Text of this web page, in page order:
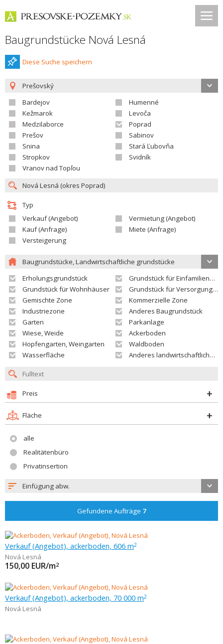
Baugrundstücke Nová Lesná
Diese Suche speichern
Prešovský
Bardejov
Humenné
Kežmarok
Levoča
Medzilaborce
Poprad
Prešov
Sabinov
Snina
Stará Ľubovňa
Stropkov
Svidník
Vranov nad Topľou
Typ
Verkauf (Angebot)
Vermietung (Angebot)
Kauf (Anfrage)
Miete (Anfrage)
Versteigerung
Baugrundstücke, Landwirtschaftliche grundstücke
Erholungsgrundstück
Grundstück für Einfamilienhäuser
Grundstück für Wohnhäuser
Grundstück für Versorgungseinrichtungen
Gemischte Zone
Kommerzielle Zone
Industriezone
Anderes Baugrundstück
Garten
Parkanlage
Wiese, Weide
Ackerboden
Hopfengarten, Weingarten
Waldboden
Wasserfläche
Anderes landwirtschaftliches Grundstück
Preis
Fläche
alle
Realitätenbüro
Privatinsertion
Einfügung abw.
Gefundene Aufträge 7
Verkauf (Angebot), ackerboden, 606 m2
Nová Lesná
150,00 EUR/m2
Verkauf (Angebot), ackerboden, 70 000 m2
Nová Lesná